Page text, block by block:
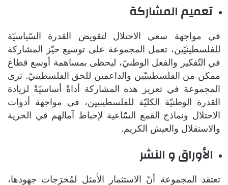
تعميم المشاركة
في مواجهة سعي الاحتلال لتقويض القدرة السّياسيّة
للفلسطينيّين، تعمل المجموعة على توسيع حيّز المشاركة
في التّفكير والفعل الوطنيّ، ليحظى بمساهمة أوسع قطاع
ممكن من الفلسطينيّين والداعمين للحق الفلسطينيّ. ترى
المجموعة في تعزيز هذه المشاركة أداةً أساسيّةً لزيادة
القدرة الوطنيّة الكليّة للفلسطينيين، في مواجهة أدوات
الاحتلال ونماذج القمع السّاعية لإحباط آمالهم في الحرية
والاستقلال والعيش الكريم.
الأوراق و النشر
تعتقد المجموعة أنّ الاستثمار الأمثل لمُخرَجات جهودها،